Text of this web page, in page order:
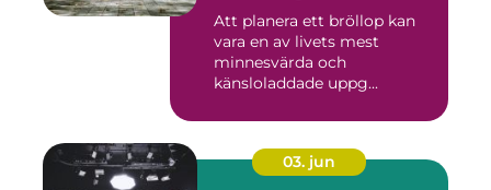
Att planera ett bröllop kan
vara en av livets mest
minnesvärda och
känsloladdade uppg...
03. jun